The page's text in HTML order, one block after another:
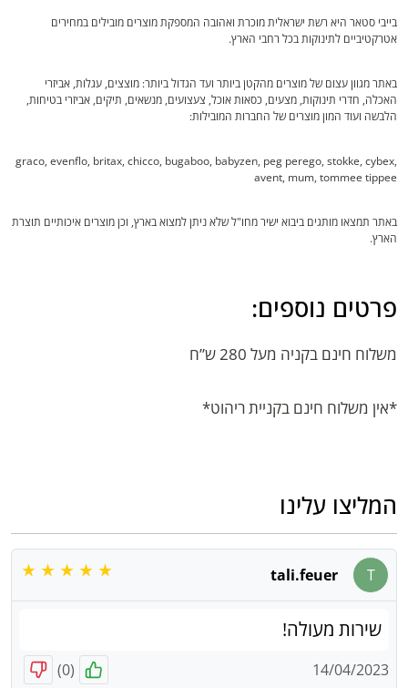
בייבי סטאר היא רשת ישראלית מוכרת ואהובה המספקת מוצרים מובילים במחירים
אטרקטיביים לתינוקות בכל רחבי הארץ.
באתר מגוון עצום של מוצרים מהקטן ביותר ועד הגדול ביותר: מוצצים, עגלות, אביזרי
האכלה, חדרי תינוקות, מצעים, כסאות אוכל, צעצועים, מנשאים, תיקים, אביזרי בטיחות,
הלבשה ועוד המון מוצרים של החברות המובילות:
graco, evenflo, britax, chicco, bugaboo, babyzen, peg perego, stokke, cybex,
avent, mum, tommee tippee
באתר תמצאו מותגים ביבוא ישיר מחו"ל שלא ניתן למצוא בארץ, וכן מוצרים איכותיים תוצרת
הארץ.
פרטים נוספים:
משלוח חינם בקניה מעל 280 ש”ח
*אין משלוח חינם בקניית ריהוט*
המליצו עלינו
T
tali.feuer
שירות מעולה!
14/04/2023
(
0
)